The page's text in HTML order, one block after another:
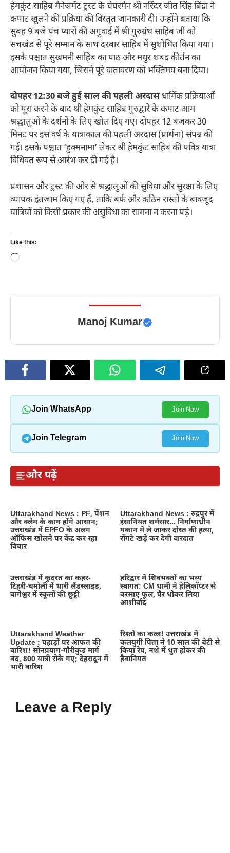
हेमकुंट साहिब मैनेजमेंट ट्रस्ट के चेयरमैन श्री नरिंदर जीत सिंह बिंद्रा ने
कपाट खुलने की प्रक्रिया की विस्तृत जानकारी दी। उन्होंने बताया कि
सुबह 9 बजे पंच प्यारों की अगुवाई में श्री गुरुग्रंथ साहिब जी को
सचखंड से पूरे सम्मान के साथ दरबार साहिब में सुशोभित किया गया।
इसके पश्चात सुखमनी साहिब का पाठ और मधुर शबद कीर्तन का
आयोजन किया गया, जिसने पूरे वातावरण को भक्तिमय बना दिया।
दोपहर 12:30 बजे हुई साल की पहली अरदासधार्मिक प्रक्रियाओं
को पूरा करने के बाद श्री हेमकुंट साहिब गुरुद्वारे के कपाट आम
श्रद्धालुओं के दर्शनों के लिए खोल दिए गए। दोपहर 12 बजकर 30
मिनट पर इस वर्ष के यात्राकाल की पहली अरदास (प्रार्थना) संपन्न की
गई। इसके पश्चात ‘हुक्मनामा’ लेकर श्री हेमकुंट साहिब की पवित्र यात्रा
विधिवत रूप से आरंभ कर दी गई है।
प्रशासन और ट्रस्ट की ओर से श्रद्धालुओं की सुविधा और सुरक्षा के लिए
व्यापक इंतजाम किए गए हैं, ताकि बर्फ और कठिन रास्तों के बावजूद
यात्रियों को किसी प्रकार की असुविधा का सामना न करना पड़े।
Like this:
Loading…
Manoj Kumar
Join WhatsApp Join Now
Join Telegram Join Now
और पढ़ें
Uttarakhand News : PF, पेंशन
और क्लेम के काम होंगे आसान;
उत्तराखंड में EPFO के अलग
ऑफिस खोलने पर केंद्र कर रहा
विचार
Uttarakhand News : रुद्रपुर में
इंसानियत शर्मसार… निर्माणाधीन
मकान में ले जाकर दोस्त की हत्या,
रोंगटे खड़े कर देगी वारदात
उत्तराखंड में कुदरत का कहर-
टिहरी-चमोली में भारी लैंडस्लाइड,
बागेश्वर में स्कूलों की छुट्टी
हरिद्वार में शिवभक्तों का भव्य
स्वागत: CM धामी ने हेलिकॉप्टर से
बरसाए फूल, पैर धोकर लिया
आशीर्वाद
Uttarakhand Weather
Update : पहाड़ों पर आफत की
बारिश! सोनप्रयाग-गौरीकुंड मार्ग
बंद, 800 यात्री रोके गए; देहरादून में
भारी बारिश
रिश्तों का कत्ल! उत्तराखंड में
कलयुगी पिता ने 10 साल की बेटी से
किया रेप, नशे में धुत होकर की
हैवानियत
Leave a Reply